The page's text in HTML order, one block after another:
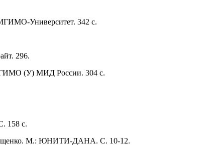
Университет. 342 с.
296.
(У) МИД России. 304 с.
158 с.
М.: ЮНИТИ-ДАНА. С. 10-12.